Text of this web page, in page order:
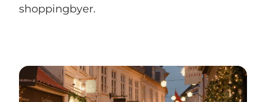
shoppingbyer.